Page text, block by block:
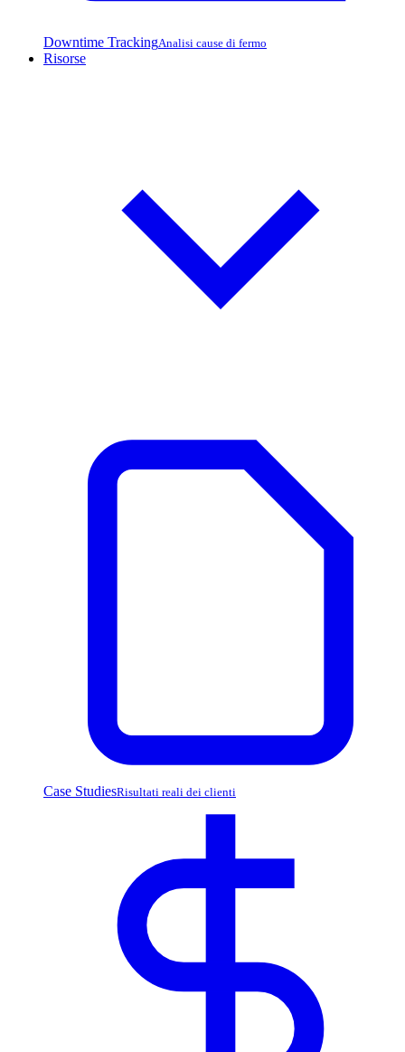
Downtime TrackingAnalisi cause di fermo
Risorse
Case StudiesRisultati reali dei clienti